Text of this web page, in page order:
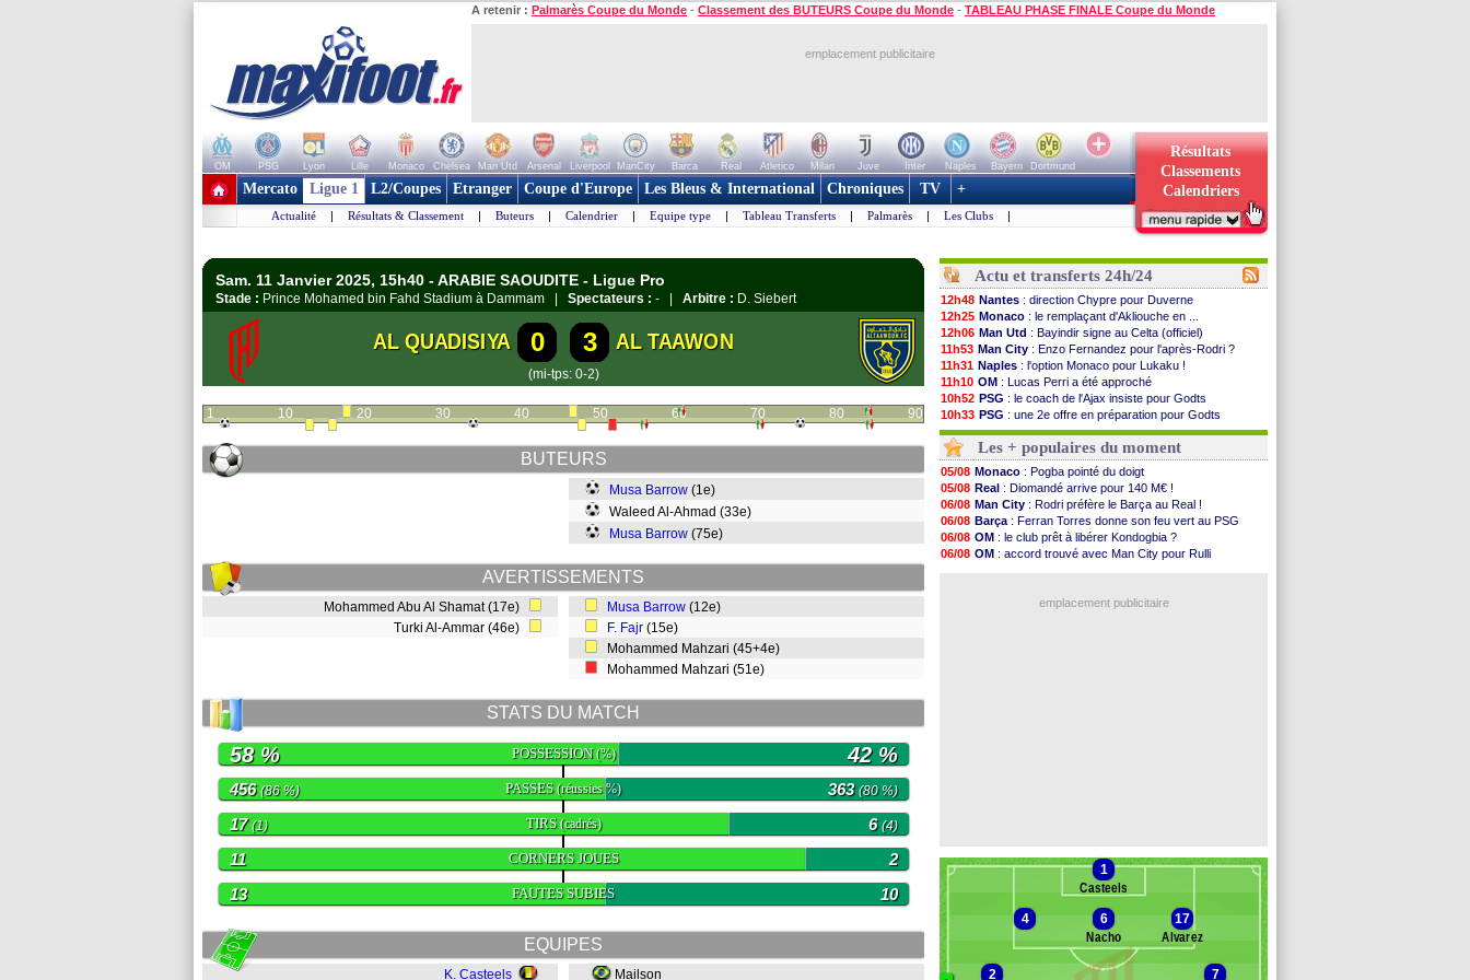
A retenir : Palmarès Coupe du Monde - Classement des BUTEURS Coupe du Monde - TABLEAU PHASE FINALE Coupe du Monde
emplacement publicitaire
OM PSG Lyon Lille Monaco Chelsea Man Utd Arsenal Liverpool ManCity Barca Real Atletico Milan Juve Inter Naples Bayern
Dortmund
+ de clubs
Résultats
Classements
Calendriers
Mercato Ligue 1 L2/Coupes Etranger Coupe d'Europe Les Bleus & International Chroniques TV +
Actualité | Résultats & Classement | Buteurs | Calendrier | Equipe type | Tableau Transferts | Palmarès | Les Clubs |
Sam. 11 Janvier 2025, 15h40 - ARABIE SAOUDITE - Ligue Pro
Stade : Prince Mohamed bin Fahd Stadium à Dammam | Spectateurs : - | Arbitre : D. Siebert
AL QUADISIYA 0 3 AL TAAWON
(mi-tps: 0-2)
1 10 20 30 40 50 60 70 80 90
BUTEURS
Musa Barrow (1e)
Waleed Al-Ahmad (33e)
Musa Barrow (75e)
AVERTISSEMENTS
Mohammed Abu Al Shamat (17e)
Turki Al-Ammar (46e)
Musa Barrow (12e)
F. Fajr (15e)
Mohammed Mahzari (45+4e)
Mohammed Mahzari (51e)
STATS DU MATCH
POSSESSION(%)
58 % 42 %
PASSES(réussies %)
456(86 %) 363(80 %)
TIRS(cadrés)
17(1) 6(4)
CORNERS JOUES
11 2
FAUTES SUBIES
13 10
EQUIPES
K. Casteels
Mailson
Actu et transferts 24h/24
12h48 Nantes : direction Chypre pour Duverne
12h25 Monaco : le remplaçant d'Akliouche en ...
12h06 Man Utd : Bayindir signe au Celta (officiel)
11h53 Man City : Enzo Fernandez pour l'après-Rodri ?
11h31 Naples : l'option Monaco pour Lukaku !
11h10 OM : Lucas Perri a été approché
10h52 PSG : le coach de l'Ajax insiste pour Godts
10h33 PSG : une 2e offre en préparation pour Godts
10h12 Francfort: Dina Ebimbe signe à Schalke (off.)
10h09
Strasbourg: Saïdou Sow prêté à Nantes (off.)
10h05 Monaco: Filipe Luis aimerait garder Balogun
09h44
Dortmund: Newcastle est prévenu pour Nmecha
09h24
Barça: première offre à 45 M€ pour Rodri ?
09h06
Argentine : le soutien très appuyé à Infantino
08h44
Tottenham: Van de Ven va prolonger
08h22
Barça : l'agent de Rodri confirme !
06/08 FIFA : la CAF soutient Infantino
Côte d'Ivoire: Renard affiche ses ambitions
Les + populaires du moment
05/08 Monaco : Pogba pointé du doigt
05/08 Real : Diomandé arrive pour 140 M€ !
06/08 Man City : Rodri préfère le Barça au Real !
06/08 Barça : Ferran Torres donne son feu vert au PSG
06/08 OM : le club prêt à libérer Kondogbia ?
06/08 OM : accord trouvé avec Man City pour Rulli
emplacement publicitaire
1
Casteels
4
6
Nacho
17
Álvarez
2
7